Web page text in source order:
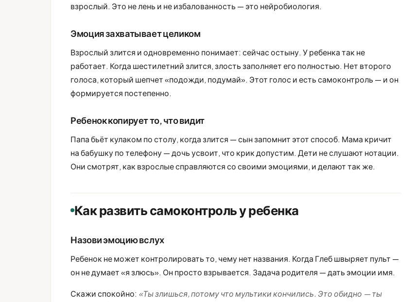
взрослый. Это не лень и не избалованность — это нейробиология.
Эмоция захватывает целиком
Взрослый злится и одновременно понимает: сейчас остыну. У ребенка так не
работает. Когда шестилетний злится, злость заполняет его полностью. Нет второго
голоса, который шепчет «подожди, подумай». Этот голос и есть самоконтроль — и он
формируется постепенно.
Ребенок копирует то, что видит
Папа бьёт кулаком по столу, когда злится — сын запомнит этот способ. Мама кричит
на бабушку по телефону — дочь усвоит, что крик допустим. Дети не слушают нотации.
Они смотрят, как взрослые справляются со своими эмоциями, и делают так же.
Как развить самоконтроль у ребенка
Назови эмоцию вслух
Ребенок не может контролировать то, чему нет названия. Когда Глеб швыряет пульт —
он не думает «я злюсь». Он просто взрывается. Задача родителя — дать эмоции имя.
Скажи спокойно: «Ты злишься, потому что мультики кончились. Это обидно — ты